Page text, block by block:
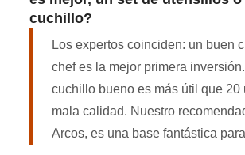
cuchillo?
Los expertos coinciden: un buen
chef es la mejor primera
cuchillo bueno es más útil que 20
mala calidad. Nuestro
Arcos, es una base fantástica